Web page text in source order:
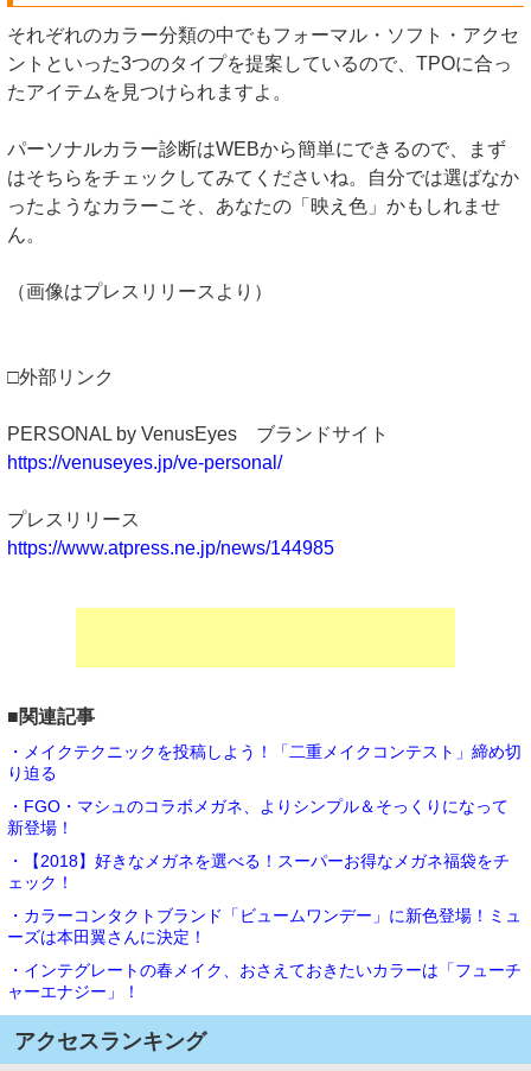
それぞれのカラー分類の中でもフォーマル・ソフト・アクセ
ントといった3つのタイプを提案しているので、TPOに合っ
たアイテムを見つけられますよ。
パーソナルカラー診断はWEBから簡単にできるので、まず
はそちらをチェックしてみてくださいね。自分では選ばなか
ったようなカラーこそ、あなたの「映え色」かもしれませ
ん。
（画像はプレスリリースより）
□外部リンク
PERSONAL by VenusEyes ブランドサイト
https://venuseyes.jp/ve-personal/
プレスリリース
https://www.atpress.ne.jp/news/144985
■関連記事
・メイクテクニックを投稿しよう！「二重メイクコンテスト」締め切
り迫る
・FGO・マシュのコラボメガネ、よりシンプル＆そっくりになって
新登場！
・【2018】好きなメガネを選べる！スーパーお得なメガネ福袋をチ
ェック！
・カラーコンタクトブランド「ビュームワンデー」に新色登場！ミュ
ーズは本田翼さんに決定！
・インテグレートの春メイク、おさえておきたいカラーは「フューチ
ャーエナジー」！
アクセスランキング